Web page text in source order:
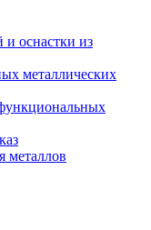
и оснастки из
металлических
металлов